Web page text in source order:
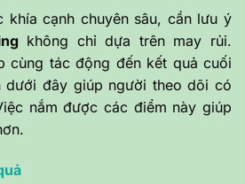
cạnh chuyên sâu, cần lưu ý
không chỉ dựa trên may rủi.
cùng tác động đến kết quả cuối
dưới đây giúp người theo dõi có
nắm được các điểm này giúp